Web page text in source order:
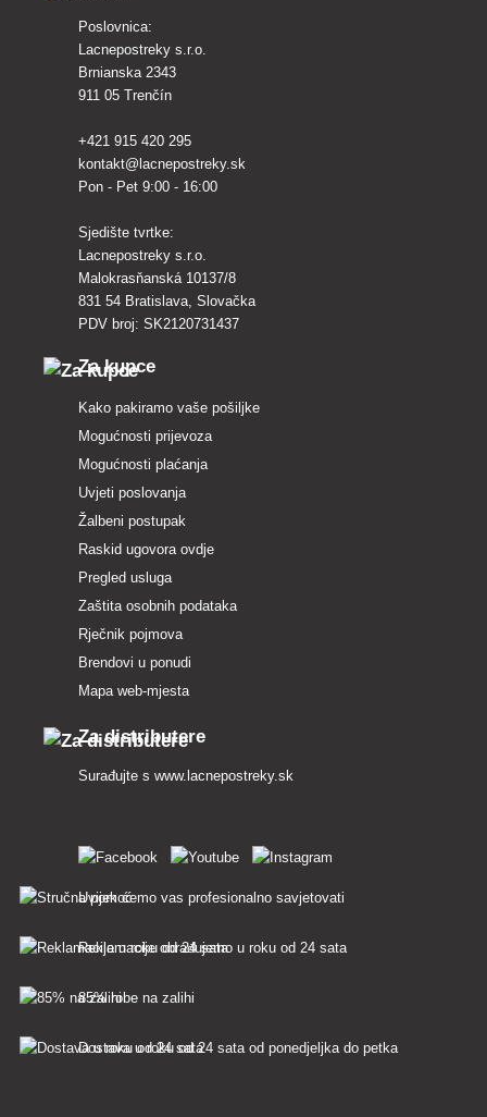
Poslovnica:
Lacnepostreky s.r.o.
Brnianska 2343
911 05 Trenčín
+421 915 420 295
kontakt@lacnepostreky.sk
Pon - Pet 9:00 - 16:00
Sjedište tvrtke:
Lacnepostreky s.r.o.
Malokrasňanská 10137/8
831 54 Bratislava, Slovačka
PDV broj: SK2120731437
Za kupce
Kako pakiramo vaše pošiljke
Mogućnosti prijevoza
Mogućnosti plaćanja
Uvjeti poslovanja
Žalbeni postupak
Raskid ugovora ovdje
Pregled usluga
Zaštita osobnih podataka
Rječnik pojmova
Brendovi u ponudi
Mapa web-mjesta
Za distributere
Surađujte s www.lacnepostreky.sk
Uvijek ćemo vas profesionalno savjetovati
Reklamacije obrađujemo u roku od 24 sata
85% robe na zalihi
Dostava u roku od 24 sata od ponedjeljka do petka